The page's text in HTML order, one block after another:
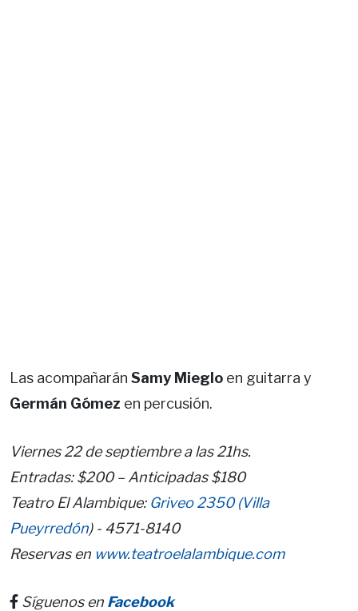
Las acompañarán Samy Mieglo en guitarra y
Germán Gómez en percusión.
Viernes 22 de septiembre a las 21hs.
Entradas: $200 – Anticipadas $180
Teatro El Alambique: Griveo 2350 (Villa
Pueyrredón) - 4571-8140
Reservas en www.teatroelalambique.com
Síguenos en Facebook